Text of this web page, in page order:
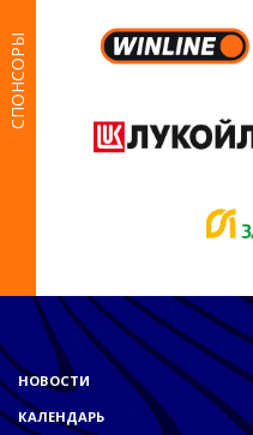
СПОНСОРЫ
НОВОСТИ
КАЛЕНДАРЬ